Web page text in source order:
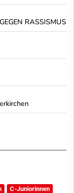
RASSISMUS
C-Juniorinnen